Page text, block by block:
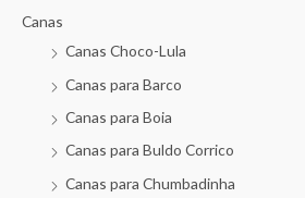
Canas
Canas Choco-Lula
Canas para Barco
Canas para Boia
Canas para Buldo Corrico
Canas para Chumbadinha